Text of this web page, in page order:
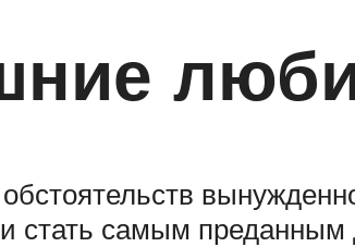
стать самым